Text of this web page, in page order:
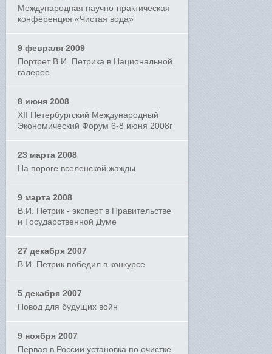
Международная научно-практическая
конференция «Чистая вода»
9 февраля 2009
Портрет В.И. Петрика в Национальной
галерее
8 июня 2008
XII Петербургский Международный
Экономический Форум 6-8 июня 2008г
23 марта 2008
На пороге вселенской жажды
9 марта 2008
В.И. Петрик - эксперт в Правительстве
и Государственной Думе
27 декабря 2007
В.И. Петрик победил в конкурсе
5 декабря 2007
Повод для будущих войн
9 ноября 2007
Первая в России установка по очистке